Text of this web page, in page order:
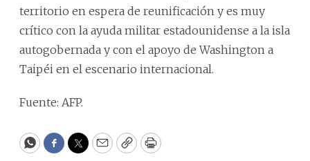
territorio en espera de reunificación y es muy
crítico con la ayuda militar estadounidense a la isla
autogobernada y con el apoyo de Washington a
Taipéi en el escenario internacional.
Fuente: AFP.
WhatsApp
Facebook
Twitter
EmailCopyPrint